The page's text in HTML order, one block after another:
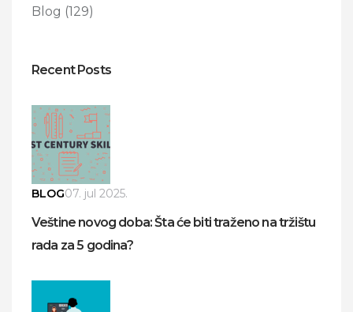
Blog (129)
Recent Posts
BLOG07. jul 2025.
Veštine novog doba: Šta će biti traženo na tržištu
rada za 5 godina?